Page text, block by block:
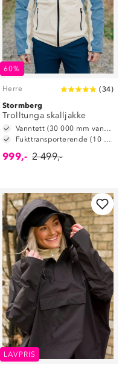
60%
Herre (34)
Stormberg
Trolltunga skalljakke
Vanntett (30 000 mm vannsøyle)
Fukttransporterende (10 000 g/m2/24t)
999,- 2 499,-
LAVPRIS